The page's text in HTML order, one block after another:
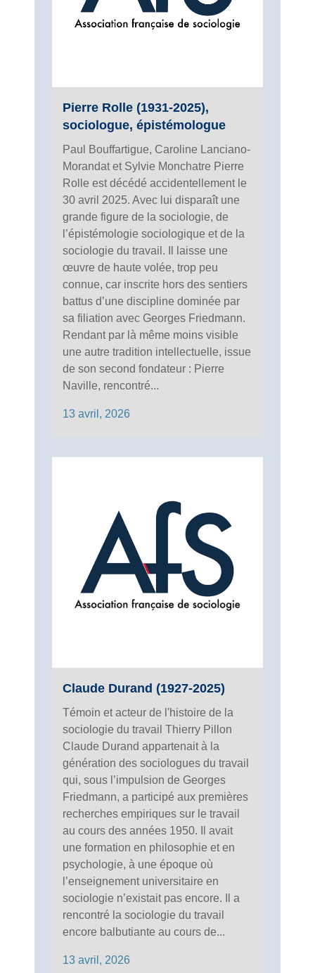
Pierre Rolle (1931-2025),
sociologue, épistémologue
Paul Bouffartigue, Caroline Lanciano-
Morandat et Sylvie Monchatre Pierre
Rolle est décédé accidentellement le
30 avril 2025. Avec lui disparaît une
grande figure de la sociologie, de
l’épistémologie sociologique et de la
sociologie du travail. Il laisse une
œuvre de haute volée, trop peu
connue, car inscrite hors des sentiers
battus d’une discipline dominée par
sa filiation avec Georges Friedmann.
Rendant par là même moins visible
une autre tradition intellectuelle, issue
de son second fondateur : Pierre
Naville, rencontré...
13 avril, 2026
Claude Durand (1927-2025)
Témoin et acteur de l'histoire de la
sociologie du travail Thierry Pillon
Claude Durand appartenait à la
génération des sociologues du travail
qui, sous l’impulsion de Georges
Friedmann, a participé aux premières
recherches empiriques sur le travail
au cours des années 1950. Il avait
une formation en philosophie et en
psychologie, à une époque où
l’enseignement universitaire en
sociologie n’existait pas encore. Il a
rencontré la sociologie du travail
encore balbutiante au cours de...
13 avril, 2026